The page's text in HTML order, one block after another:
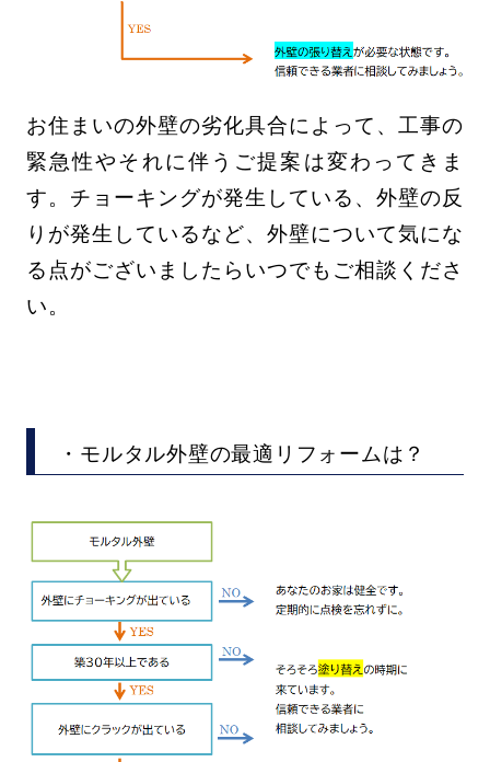
お住まいの外壁の劣化具合によって、工事の
緊急性やそれに伴うご提案は変わってきま
す。チョーキングが発生している、外壁の反
りが発生しているなど、外壁について気にな
る点がございましたらいつでもご相談くださ
い。
・モルタル外壁の最適リフォームは？